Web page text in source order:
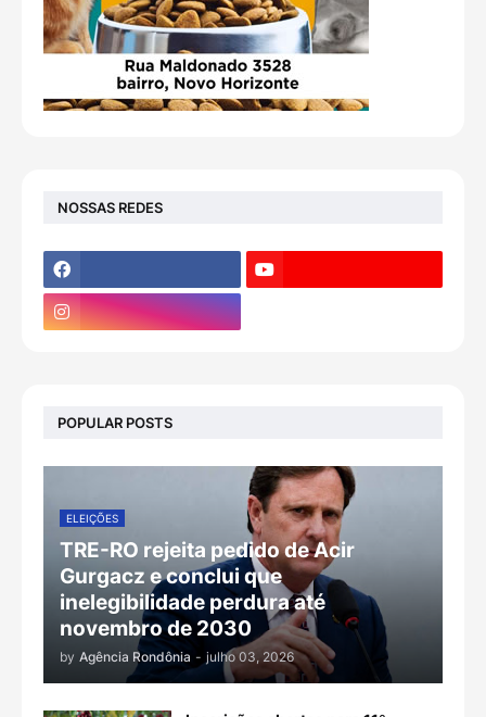
NOSSAS REDES
POPULAR POSTS
ELEIÇÕES
TRE-RO rejeita pedido de Acir
Gurgacz e conclui que
inelegibilidade perdura até
novembro de 2030
by Agência Rondônia - julho 03, 2026